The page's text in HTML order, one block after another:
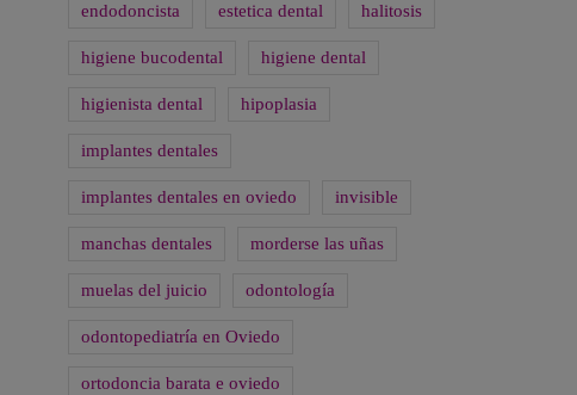
endodoncista estetica dental halitosis
higiene bucodental higiene dental
higienista dental hipoplasia
implantes dentales
implantes dentales en oviedo invisible
manchas dentales morderse las uñas
muelas del juicio odontología
odontopediatría en Oviedo
ortodoncia barata e oviedo